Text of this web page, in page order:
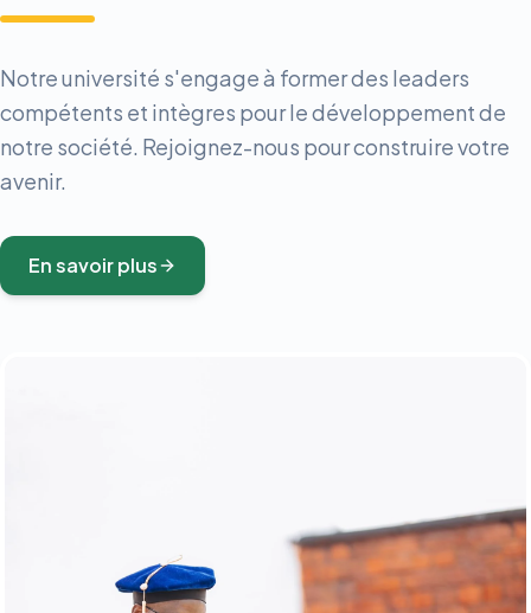
Notre université s'engage à former des leaders
compétents et intègres pour le développement de
notre société. Rejoignez-nous pour construire votre
avenir.
En savoir plus